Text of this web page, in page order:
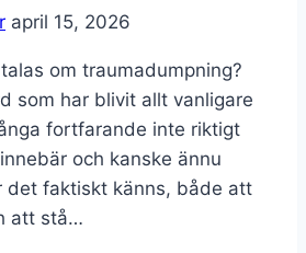
kvar
april 15, 2026
om traumadumpning?
som har blivit allt vanligare
fortfarande inte riktigt
och kanske ännu
det faktiskt känns, både att
att stå…